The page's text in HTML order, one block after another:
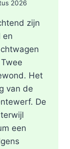
2026
zijn
en
Het
van de
De
een